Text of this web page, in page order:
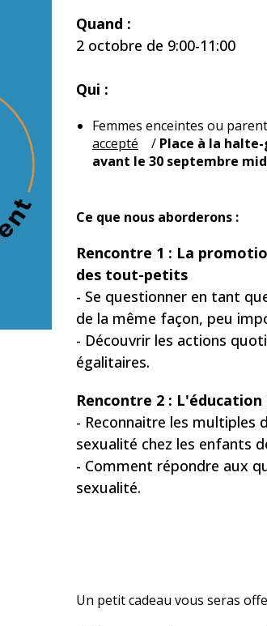
Quand :
2 octobre de 9:00-11:00
Qui :
Femmes enceintes ou
accepté / Place à la
avant le 30 septembre
Ce que nous aborderons :
Rencontre 1 : La
des tout-petits
- Se questionner en tant
de la même façon, peu
- Découvrir les actions
égalitaires.
Rencontre 2 :
- Reconnaitre les multiples
sexualité chez les enfants
- Comment répondre aux
sexualité.
Un petit cadeau vous seras